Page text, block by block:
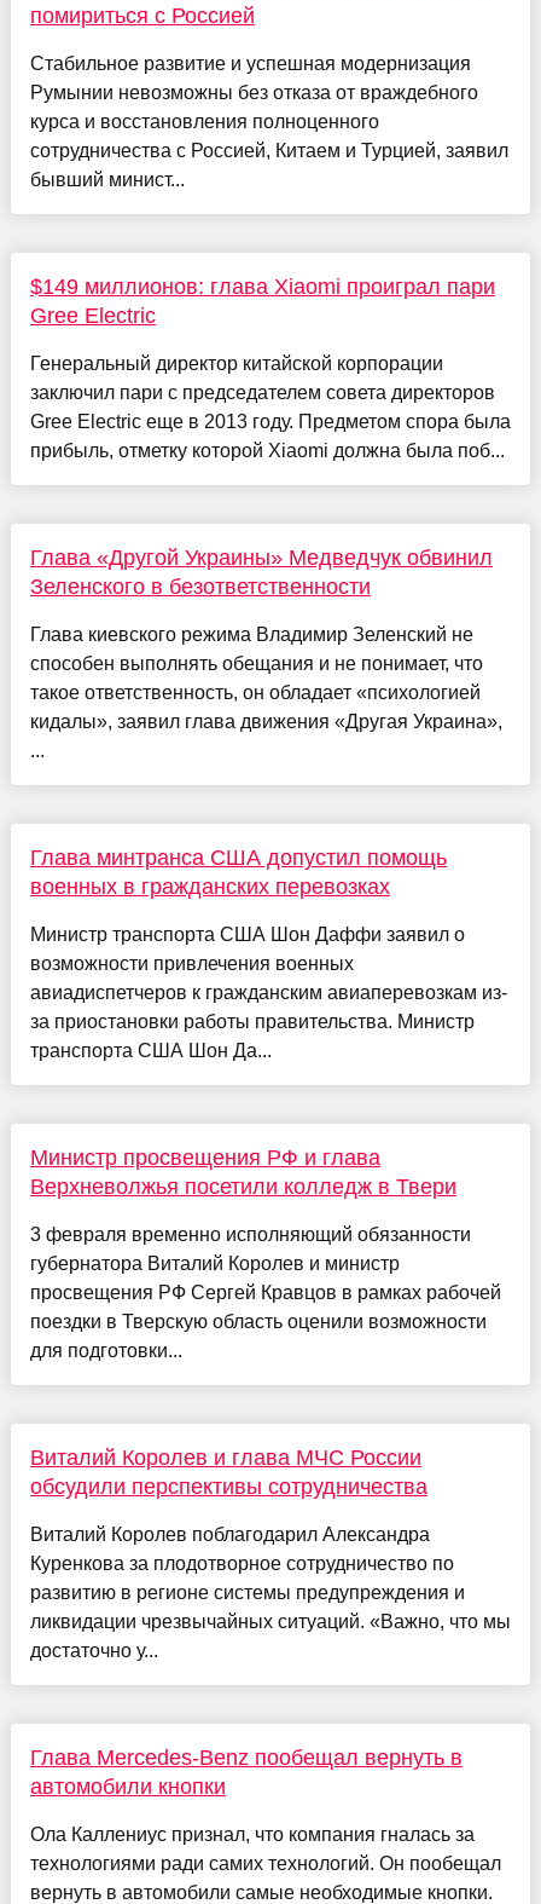
помириться с Россией
Стабильное развитие и успешная модернизация
Румынии невозможны без отказа от враждебного
курса и восстановления полноценного
сотрудничества с Россией, Китаем и Турцией, заявил
бывший минист...
$149 миллионов: глава Xiaomi проиграл пари
Gree Electric
Генеральный директор китайской корпорации
заключил пари с председателем совета директоров
Gree Electric еще в 2013 году. Предметом спора была
прибыль, отметку которой Xiaomi должна была поб...
Глава «Другой Украины» Медведчук обвинил
Зеленского в безответственности
Глава киевского режима Владимир Зеленский не
способен выполнять обещания и не понимает, что
такое ответственность, он обладает «психологией
кидалы», заявил глава движения «Другая Украина»,
...
Глава минтранса США допустил помощь
военных в гражданских перевозках
Министр транспорта США Шон Даффи заявил о
возможности привлечения военных
авиадиспетчеров к гражданским авиаперевозкам из-
за приостановки работы правительства. Министр
транспорта США Шон Да...
Министр просвещения РФ и глава
Верхневолжья посетили колледж в Твери
3 февраля временно исполняющий обязанности
губернатора Виталий Королев и министр
просвещения РФ Сергей Кравцов в рамках рабочей
поездки в Тверскую область оценили возможности
для подготовки...
Виталий Королев и глава МЧС России
обсудили перспективы сотрудничества
Виталий Королев поблагодарил Александра
Куренкова за плодотворное сотрудничество по
развитию в регионе системы предупреждения и
ликвидации чрезвычайных ситуаций. «Важно, что мы
достаточно у...
Глава Mercedes-Benz пообещал вернуть в
автомобили кнопки
Ола Каллениус признал, что компания гналась за
технологиями ради самих технологий. Он пообещал
вернуть в автомобили самые необходимые кнопки.